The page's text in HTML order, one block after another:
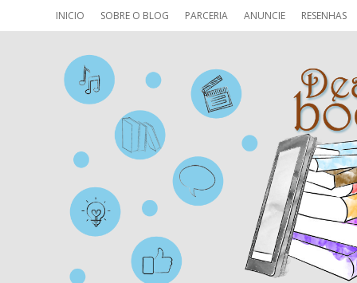
INICIO SOBRE O BLOG PARCERIA ANUNCIE RESENHAS